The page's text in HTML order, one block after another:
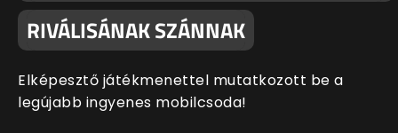
RIVÁLISÁNAK SZÁNNAK
Elképesztő játékmenettel mutatkozott be a
legújabb ingyenes mobilcsoda!